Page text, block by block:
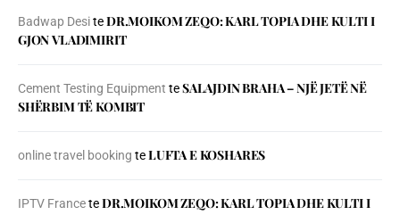
Badwap DesiteDR.MOIKOM ZEQO: KARL TOPIA DHE KULTI I
GJON VLADIMIRIT
Cement Testing Equipment teSALAJDIN BRAHA – NJЁ JETЁ NЁ
SHЁRBIM TЁ KOMBIT
online travel booking teLUFTA E KOSHARES
IPTV FranceteDR.MOIKOM ZEQO: KARL TOPIA DHE KULTI I